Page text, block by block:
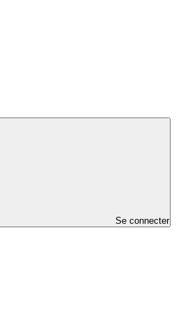
Se connecter